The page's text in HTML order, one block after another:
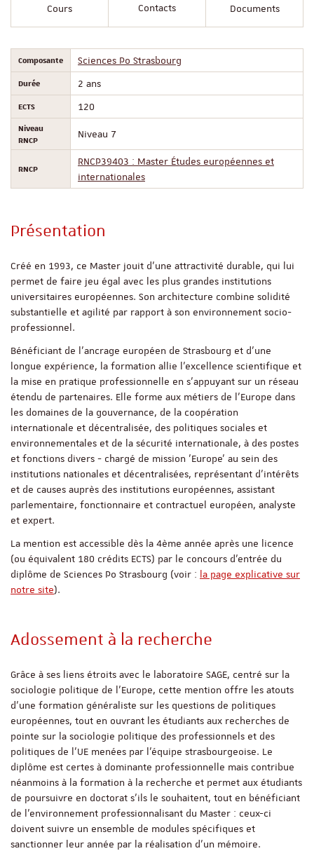
Cours Contacts Documents
Composante Sciences Po Strasbourg
Durée 2 ans
ECTS 120
Niveau
RNCP
Niveau 7
RNCP
RNCP39403 : Master Études européennes et
internationales
Présentation
Créé en 1993, ce Master jouit d’une attractivité durable, qui lui
permet de faire jeu égal avec les plus grandes institutions
universitaires européennes. Son architecture combine solidité
substantielle et agilité par rapport à son environnement socio-
professionnel.
Bénéficiant de l'ancrage européen de Strasbourg et d'une
longue expérience, la formation allie l'excellence scientifique et
la mise en pratique professionnelle en s'appuyant sur un réseau
étendu de partenaires. Elle forme aux métiers de l'Europe dans
les domaines de la gouvernance, de la coopération
internationale et décentralisée, des politiques sociales et
environnementales et de la sécurité internationale, à des postes
et fonctions divers - chargé de mission 'Europe' au sein des
institutions nationales et décentralisées, représentant d'intérêts
et de causes auprès des institutions européennes, assistant
parlementaire, fonctionnaire et contractuel européen, analyste
et expert.
La mention est accessible dès la 4ème année après une licence
(ou équivalent 180 crédits ECTS) par le concours d'entrée du
diplôme de Sciences Po Strasbourg (voir : la page explicative sur
notre site).
Adossement à la recherche
Grâce à ses liens étroits avec le laboratoire SAGE, centré sur la
sociologie politique de l’Europe, cette mention offre les atouts
d’une formation généraliste sur les questions de politiques
européennes, tout en ouvrant les étudiants aux recherches de
pointe sur la sociologie politique des professionnels et des
politiques de l’UE menées par l’équipe strasbourgeoise. Le
diplôme est certes à dominante professionnelle mais contribue
néanmoins à la formation à la recherche et permet aux étudiants
de poursuivre en doctorat s’ils le souhaitent, tout en bénéficiant
de l’environnement professionnalisant du Master : ceux-ci
doivent suivre un ensemble de modules spécifiques et
sanctionner leur année par la réalisation d’un mémoire.